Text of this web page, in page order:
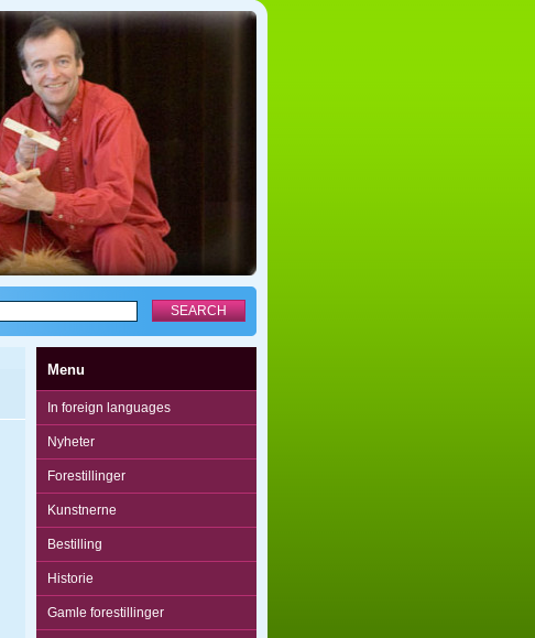
Menu
In foreign languages
Nyheter
Forestillinger
Kunstnerne
Bestilling
Historie
Gamle forestillinger